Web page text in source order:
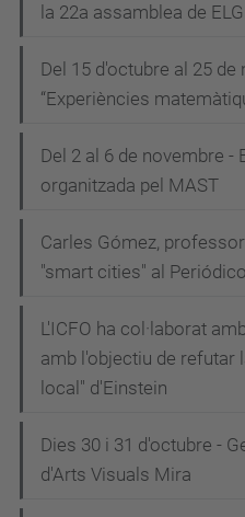
la 22a assamblea de
Del 15 d'octubre al 25
“Experiències
Del 2 al 6 de novembre -
organitzada pel MAST
Carles Gómez,
"smart cities" al Periódico
L'ICFO ha col·laborat
amb l'objectiu de refutar
local" d'Einstein
Dies 30 i 31 d'octubre -
d'Arts Visuals Mira